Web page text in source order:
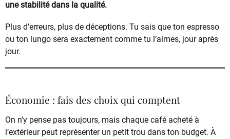
une stabilité dans la qualité.
Plus d’erreurs, plus de déceptions. Tu sais que ton espresso
ou ton lungo sera exactement comme tu l’aimes, jour après
jour.
Économie : fais des choix qui comptent
On n’y pense pas toujours, mais chaque café acheté à
l’extérieur peut représenter un petit trou dans ton budget. À